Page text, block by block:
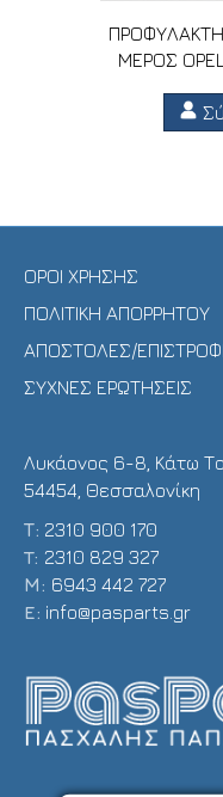
ΜΕΡΟΣ
ΟΡΟΙ ΧΡΗΣΗΣ
ΠΟΛΙΤΙΚΗ ΑΠΟΡΡΗΤΟΥ
ΑΠΟΣΤΟΛΕΣ/
ΣΥΧΝΕΣ ΕΡΩΤΗΣΕΙΣ
Λυκάονος 6-8, Κάτω
54454, Θεσσαλονίκη
Τ: 2310 900 170
T: 2310 829 327
Μ: 6943 442 727
E: info@pasparts.gr